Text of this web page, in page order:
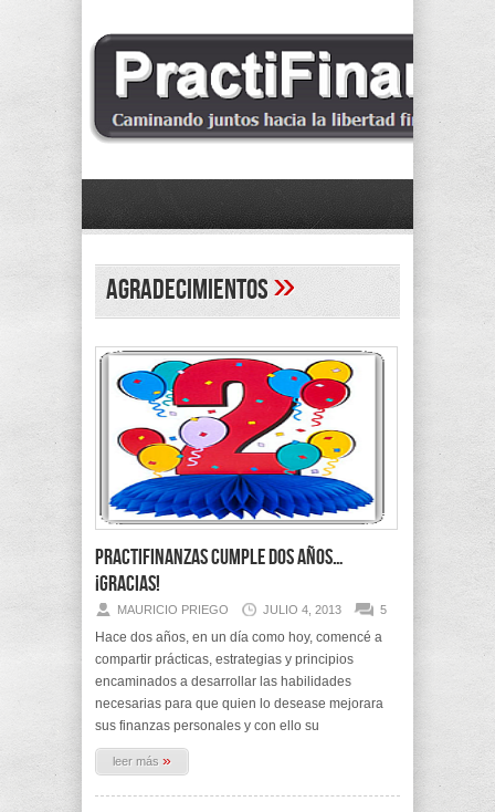
Agradecimientos»
PractiFinanzas cumple dos años…
¡Gracias!
MAURICIO PRIEGO JULIO 4, 2013 5
Hace dos años, en un día como hoy, comencé a
compartir prácticas, estrategias y principios
encaminados a desarrollar las habilidades
necesarias para que quien lo desease mejorara
sus finanzas personales y con ello su
leer más »